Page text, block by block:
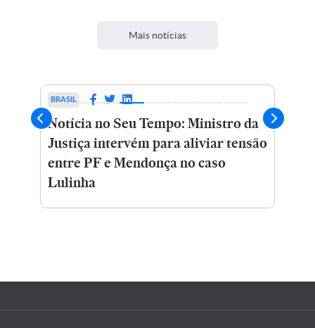
Mais notícias
BRASIL
Notícia no Seu Tempo: Ministro da
Justiça intervém para aliviar tensão
entre PF e Mendonça no caso
Lulinha